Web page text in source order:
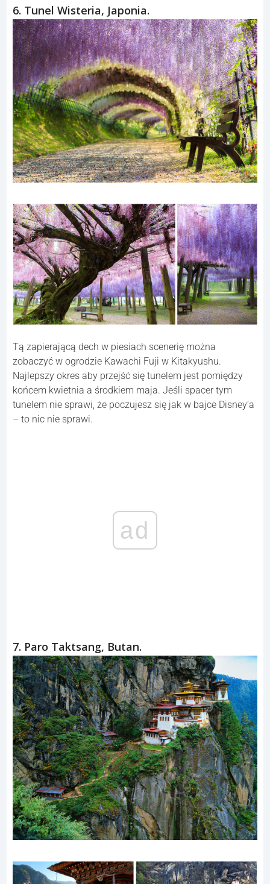
Początkowo była cerkwią, obecnie znajduje się w niej
muzeum. Spektakularna kolorystyka i oryginalna
architektura sprawiają, że jest miejscem wartym
zobaczenia.
6. Tunel Wisteria, Japonia.
Tą zapierającą dech w piesiach scenerię można
zobaczyć w ogrodzie Kawachi Fuji w Kitakyushu.
Najlepszy okres aby przejść się tunelem jest pomiędzy
ad
7. Paro Taktsang, Butan.